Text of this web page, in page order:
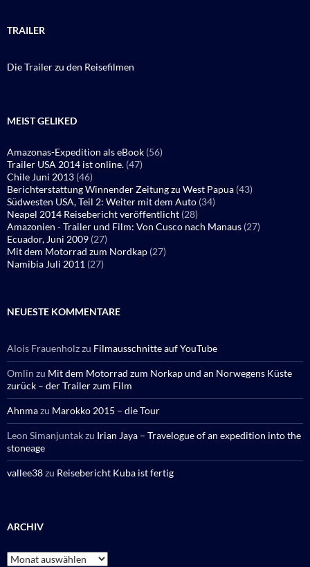
TRAILER
Die Trailer zu den Reisefilmen
MEIST GELIKED
Amazonas-Expedition als eBook (56)
Trailer USA 2014 ist online. (47)
Chile Juni 2013 (46)
Berichterstattung Winnender Zeitung zu West Papua (43)
Südwesten USA, Teil 2: Weiter mit dem Auto (34)
Neapel 2014 Reisebericht veröffentlicht (28)
Amazonien - Trailer und Film: Von Cusco nach Manaus (27)
Ecuador, Juni 2009 (27)
Mit dem Motorrad zum Nordkap (27)
Namibia Juli 2011 (27)
NEUESTE KOMMENTARE
Alois Frauenholzzu Filmausschnitte auf YouTube
Omlin zu Mit dem Motorrad zum Norkap und an Norwegens Küste
zurück – der Trailer zum Film
Ahnmazu Marokko 2015 – die Tour
Leon Simanjuntakzu Irian Jaya – Travelogue of an expedition into the
stoneage
vallee38zu Reisebericht Kuba ist fertig
ARCHIV
Archiv